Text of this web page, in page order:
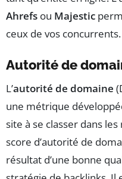
Ahrefs ou Majestic
ceux de vos concurrents.
Autorité de
L’autorité de domaine
une métrique
site à se classer dans
score d’autorité de
résultat d’une bonne